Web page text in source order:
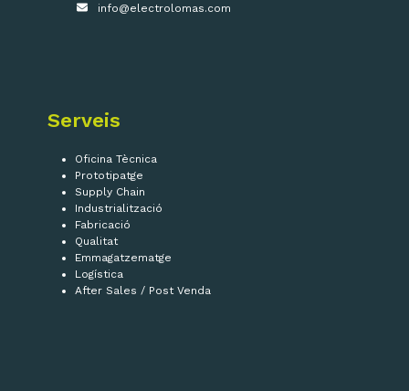
info@electrolomas.com
Serveis
Oficina Tècnica
Prototipatge
Supply Chain
Industrialització
Fabricació
Qualitat
Emmagatzematge
Logística
After Sales / Post Venda